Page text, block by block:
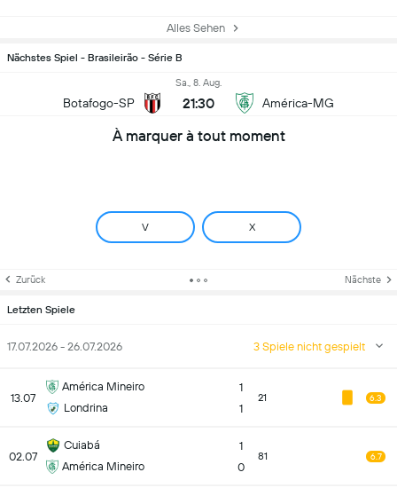
Alles Sehen
Nächstes Spiel - Brasileirão - Série B
Botafogo-SP
Sa., 8. Aug.
21:30 América-MG
À marquer à tout moment
V X
Zurück Nächste
Letzten Spiele
17.07.2026 - 26.07.2026 3 Spiele nicht gespielt
13.07
América Mineiro
Londrina
1
1
21 6.3
02.07
Cuiabá
América Mineiro
1
0
81 6.7